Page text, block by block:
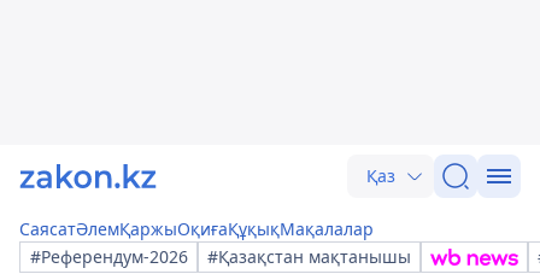
Қаз
СаясатӘлемҚаржыОқиғаҚұқықМақалалар
#Референдум-2026
#Қазақстан мақтанышы